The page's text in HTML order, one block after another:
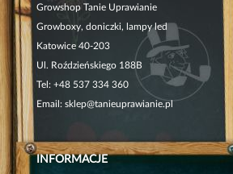
Growshop Tanie Uprawianie
Growboxy, doniczki, lampy led
Katowice 40-203
Ul. Roździeńskiego 188B
Tel: +48 537 334 360
Email: sklep@tanieuprawianie.pl
INFORMACJE